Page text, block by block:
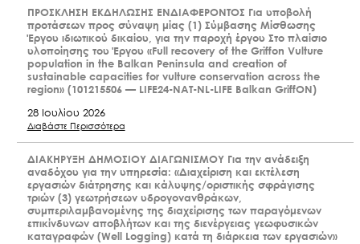
ΠΡΟΣΚΛΗΣΗ ΕΚΔΗΛΩΣΗΣ ΕΝΔΙΑΦΕΡΟΝΤΟΣ Για υποβολή
προτάσεων προς σύναψη μίας (1) Σύμβασης Μίσθωσης
Έργου ιδιωτικού δικαίου, για την παροχή έργου Στο πλαίσιο
υλοποίησης του Έργου «Full recovery of the Griffon Vulture
population in the Balkan Peninsula and creation of
sustainable capacities for vulture conservation across the
region» (101215506 — LIFE24-NAT-NL-LIFE Balkan GriffON)
28 Ιουλίου 2026
Διαβάστε Περισσότερα
ΔΙΑΚΗΡΥΞΗ ΔΗΜΟΣΙΟΥ ΔΙΑΓΩΝΙΣΜΟΥ Για την ανάδειξη
αναδόχου για την υπηρεσία: «Διαχείριση και εκτέλεση
εργασιών διάτρησης και κάλυψης/οριστικής σφράγισης
τριών (3) γεωτρήσεων υδρογονανθράκων,
συμπεριλαμβανομένης της διαχείρισης των παραγόμενων
επικίνδυνων αποβλήτων και της διενέργειας γεωφυσικών
καταγραφών (Well Logging) κατά τη διάρκεια των εργασιών»